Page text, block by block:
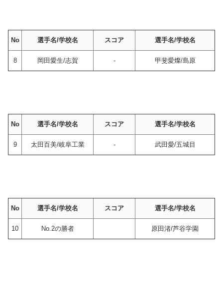
No 選手名/学校名 スコア 選手名/学校名
8 岡田愛生/志賀 - 甲斐愛燦/島原
No 選手名/学校名 スコア 選手名/学校名
9 太田百美/岐阜工業 - 武田愛/五城目
No 選手名/学校名 スコア 選手名/学校名
10 No.2の勝者 原田渚/芦谷学園